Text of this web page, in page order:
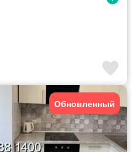
Обновленный